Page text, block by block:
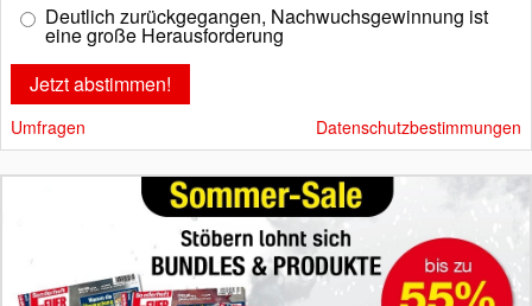
Deutlich zurückgegangen, Nachwuchsgewinnung ist
eine große Herausforderung
Umfragen Datenschutzbestimmungen